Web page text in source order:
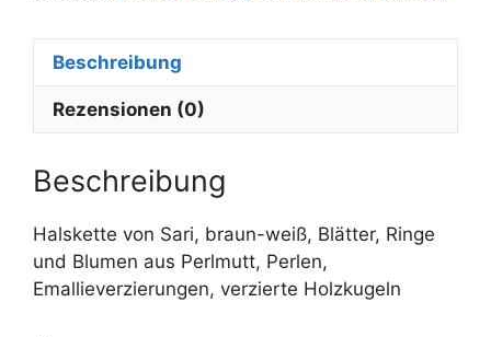
t
e
Beschreibung
Rezensionen (0)
Beschreibung
Halskette von Sari, braun-weiß, Blätter, Ringe
und Blumen aus Perlmutt, Perlen,
Emallieverzierungen, verzierte Holzkugeln